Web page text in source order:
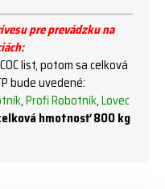
pre prevádzku na
list, potom sa celková
bude uvedené:
,Profi Robotník,Lovec
hmotnosť 800 kg